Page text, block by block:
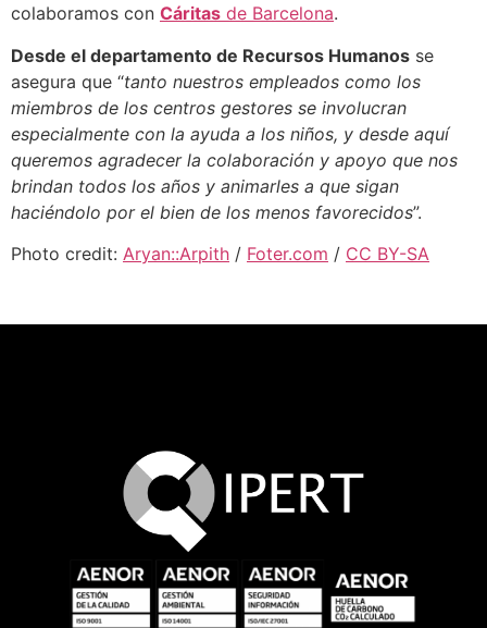
colaboramos con Cáritas de Barcelona.
Desde el departamento de Recursos Humanos se
asegura que “tanto nuestros empleados como los
miembros de los centros gestores se involucran
especialmente con la ayuda a los niños, y desde aquí
queremos agradecer la colaboración y apoyo que nos
brindan todos los años y animarles a que sigan
haciéndolo por el bien de los menos favorecidos”.
Photo credit: Aryan::Arpith / Foter.com / CC BY-SA